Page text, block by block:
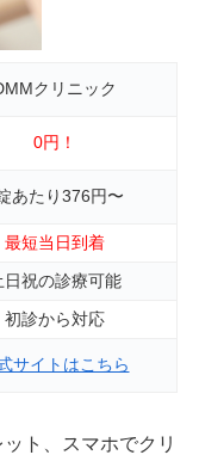
クリニック
0円！
あたり376円〜
最短当日到着
日祝の診療可能
初診から対応
サイトはこちら
ト、スマホでクリ